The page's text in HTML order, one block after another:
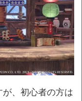
、初心者の方は